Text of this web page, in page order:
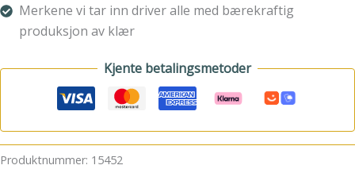
Merkene vi tar inn driver alle med bærekraftig
produksjon av klær
Kjente betalingsmetoder
Produktnummer: 15452